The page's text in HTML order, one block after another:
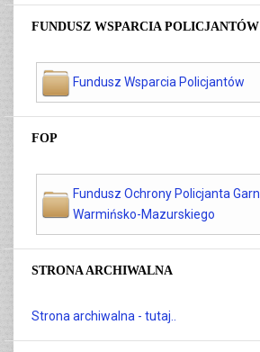
FUNDUSZ WSPARCIA POLICJANTÓW
Fundusz Wsparcia Policjantów
FOP
Fundusz Ochrony Policjanta
Warmińsko-Mazurskiego
STRONA ARCHIWALNA
Strona archiwalna - tutaj..